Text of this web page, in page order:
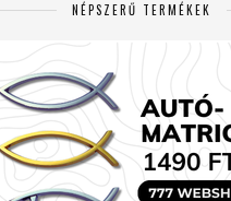
NÉPSZERŰ TERMÉKEK